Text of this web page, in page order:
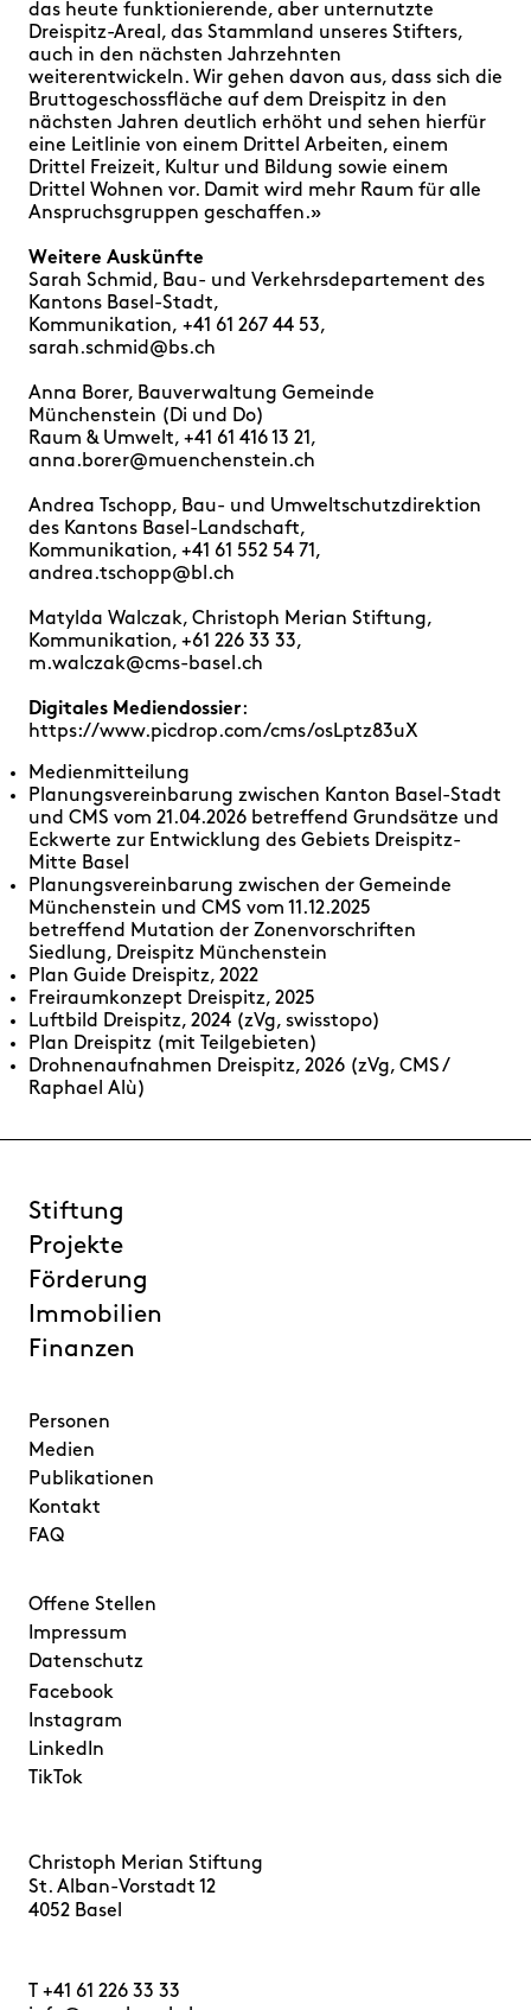
das heute funktionierende, aber unternutzte
Dreispitz-Areal, das Stammland unseres Stifters,
auch in den nächsten Jahrzehnten
weiterentwickeln. Wir gehen davon aus, dass sich die
Bruttogeschossfläche auf dem Dreispitz in den
nächsten Jahren deutlich erhöht und sehen hierfür
eine Leitlinie von einem Drittel Arbeiten, einem
Drittel Freizeit, Kultur und Bildung sowie einem
Drittel Wohnen vor. Damit wird mehr Raum für alle
Anspruchsgruppen geschaffen.»
Weitere Auskünfte
Sarah Schmid, Bau- und Verkehrsdepartement des
Kantons Basel-Stadt,
Kommunikation, +41 61 267 44 53,
sarah.schmid@bs.ch
Anna Borer, Bauverwaltung Gemeinde
Münchenstein (Di und Do)
Raum & Umwelt, +41 61 416 13 21,
anna.borer@muenchenstein.ch
Andrea Tschopp, Bau- und Umweltschutzdirektion
des Kantons Basel-Landschaft,
Kommunikation, +41 61 552 54 71,
andrea.tschopp@bl.ch
Matylda Walczak, Christoph Merian Stiftung,
Kommunikation, +61 226 33 33,
m.walczak@cms-basel.ch
Digitales Mediendossier:
https://www.picdrop.com/cms/osLptz83uX
Medienmitteilung
Planungsvereinbarung zwischen Kanton Basel-Stadt
und CMS vom 21.04.2026 betreffend Grundsätze und
Eckwerte zur Entwicklung des Gebiets Dreispitz-
Mitte Basel
Planungsvereinbarung zwischen der Gemeinde
Münchenstein und CMS vom 11.12.2025
betreffend
Mutation der Zonenvorschriften
Siedlung, Dreispitz Münchenstein
Plan Guide Dreispitz, 2022
Freiraumkonzept Dreispitz, 2025
Luftbild Dreispitz, 2024 (zVg, swisstopo)
Plan Dreispitz (mit Teilgebieten)
Drohnenaufnahmen Dreispitz, 2026 (zVg, CMS /
Raphael Alù)
Stiftung
Projekte
Förderung
Immobilien
Finanzen
Personen
Medien
Publikationen
Kontakt
FAQ
Offene Stellen
Impressum
Datenschutz
Facebook
Instagram
LinkedIn
TikTok
Christoph Merian Stiftung
St. Alban-Vorstadt 12
4052 Basel
T +41 61 226 33 33